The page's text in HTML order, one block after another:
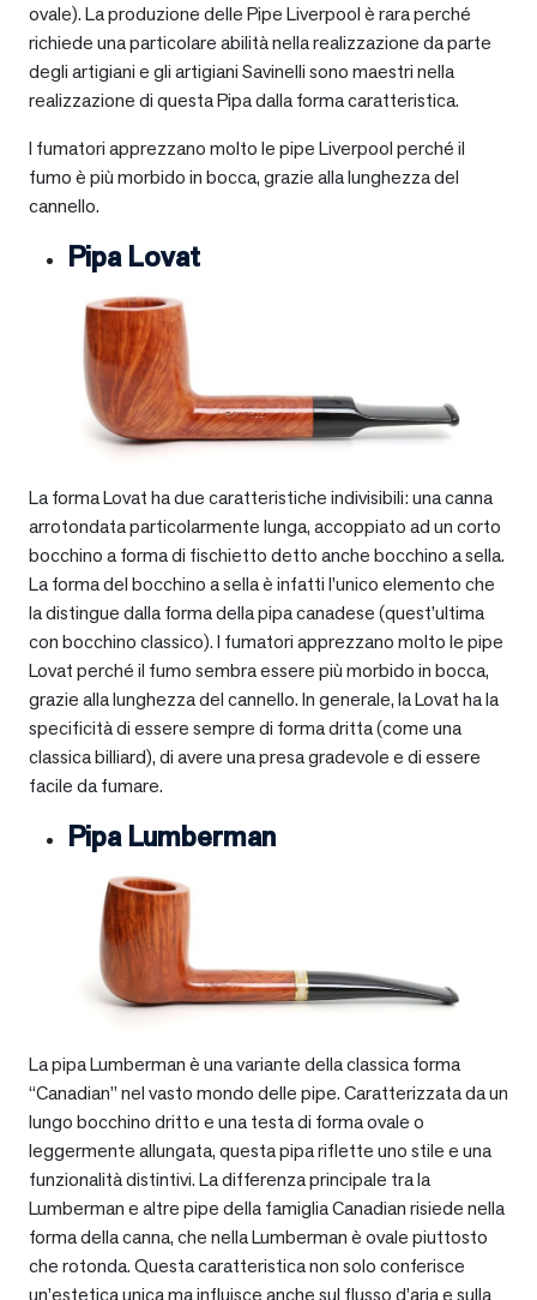
ovale). La produzione delle Pipe Liverpool è rara perché
richiede una particolare abilità nella realizzazione da parte
degli artigiani e gli artigiani Savinelli sono maestri nella
realizzazione di questa Pipa dalla forma caratteristica.
I fumatori apprezzano molto le pipe Liverpool perché il
fumo è più morbido in bocca, grazie alla lunghezza del
cannello.
Pipa Lovat
La forma Lovat ha due caratteristiche indivisibili: una canna
arrotondata particolarmente lunga, accoppiato ad un corto
bocchino a forma di fischietto detto anche bocchino a sella.
La forma del bocchino a sella è infatti l’unico elemento che
la distingue dalla forma della pipa canadese (quest’ultima
con bocchino classico). I fumatori apprezzano molto le pipe
Lovat perché il fumo sembra essere più morbido in bocca,
grazie alla lunghezza del cannello. In generale, la Lovat ha la
specificità di essere sempre di forma dritta (come una
classica billiard), di avere una presa gradevole e di essere
facile da fumare.
Pipa Lumberman
La pipa Lumberman è una variante della classica forma
“Canadian” nel vasto mondo delle pipe. Caratterizzata da un
lungo bocchino dritto e una testa di forma ovale o
leggermente allungata, questa pipa riflette uno stile e una
funzionalità distintivi. La differenza principale tra la
Lumberman e altre pipe della famiglia Canadian risiede nella
forma della canna, che nella Lumberman è ovale piuttosto
che rotonda. Questa caratteristica non solo conferisce
un’estetica unica ma influisce anche sul flusso d’aria e sulla